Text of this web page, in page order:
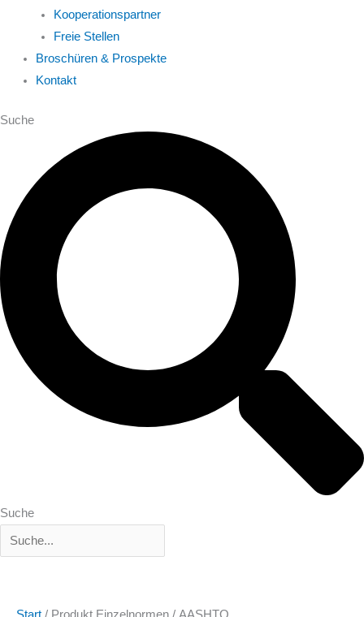
Kooperationspartner
Freie Stellen
Broschüren & Prospekte
Kontakt
Suche
Suche